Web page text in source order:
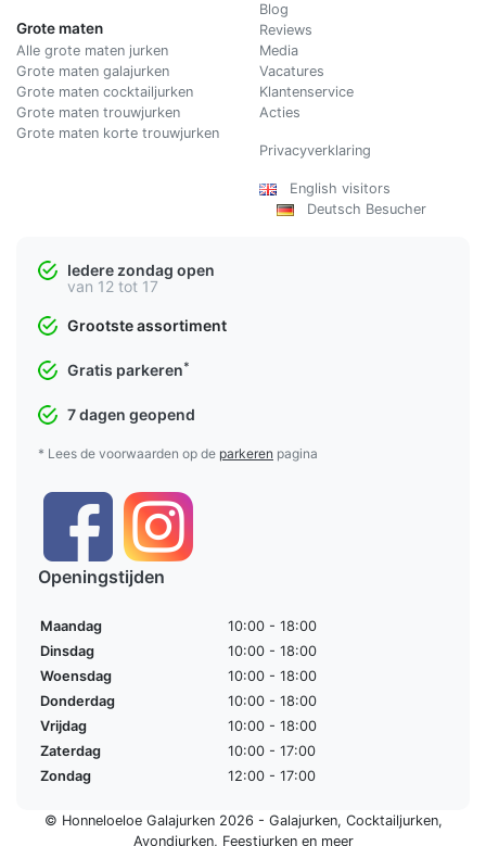
Grote maten
Alle grote maten jurken
Grote maten galajurken
Grote maten cocktailjurken
Grote maten trouwjurken
Grote maten korte trouwjurken
Blog
Reviews
Media
Vacatures
Klantenservice
Acties
Privacyverklaring
English visitors
Deutsch Besucher
Iedere zondag open
van 12 tot 17
Grootste assortiment
Gratis parkeren*
7 dagen geopend
* Lees de voorwaarden op de parkeren pagina
Openingstijden
Maandag
10:00 - 18:00
Dinsdag
10:00 - 18:00
Woensdag
10:00 - 18:00
Donderdag
10:00 - 18:00
Vrijdag
10:00 - 18:00
Zaterdag
10:00 - 17:00
Zondag
12:00 - 17:00
© Honneloeloe Galajurken 2026 - Galajurken, Cocktailjurken,
Avondjurken, Feestjurkenen meer